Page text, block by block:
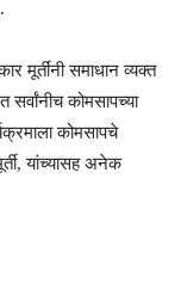
मूर्तींनी समाधान व्यक्त
कोमसापच्या
कोमसापचे
यांच्यासह अनेक